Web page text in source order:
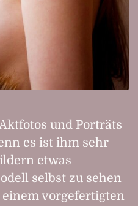
und Porträts
es ist ihm sehr
etwas
selbst zu sehen
vorgefertigten